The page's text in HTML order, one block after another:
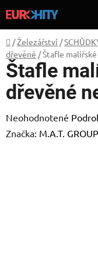
na
obsah
Domov
/Železářství /
dřevěné /Štafle
Štafle
dřevěné
Priemerné
hodnotenie
Neohodnotené
Značka: M.A.T. GROUP